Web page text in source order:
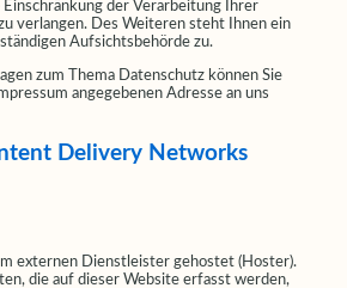
der Verarbeitung Ihrer
verlangen. Des Weiteren steht Ihnen ein
Aufsichtsbehörde zu.
zum Thema Datenschutz können Sie
angegebenen Adresse an uns
Delivery Networks
externen Dienstleister gehostet (Hoster).
die auf dieser Website erfasst werden,